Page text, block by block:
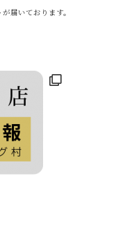
届いております。